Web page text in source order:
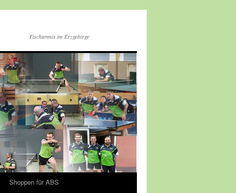
Tischtennis im Erzgebirge
Shoppen für ABS